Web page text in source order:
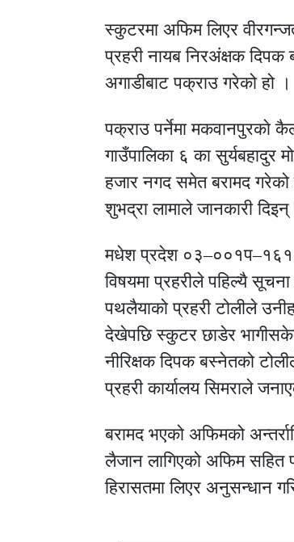
स्कुटरमा अफिम लिएर
प्रहरी नायब निरअंक्षक दिपक
अगाडीबाट पक्राउ गरेको हो ।
पक्राउ पर्नेमा मकवानपुरकाे
गाउँपालिका ६ का
हजार नगद समेत बरामद गरेको
शुभद्रा लामाले जानकारी
मधेश प्रदेश
विषयमा प्रहरीले पहिल्यै
पथलैयाको प्रहरी टोलीले
देखेपछि स्कुटर छाडेर
नीरिक्षक दिपक बस्नेतको
प्रहरी कार्यालय सिमराले
बरामद भएको अफिमको
लैजान लागिएको अफिम सहित
हिरासतमा लिएर अनुसन्धान